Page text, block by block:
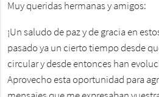
Muy queridas hermanas y amigos:
¡Un saludo de paz y de gracia en
pasado ya un cierto tiempo desde
circular y desde entonces han
Aprovecho esta oportunidad para